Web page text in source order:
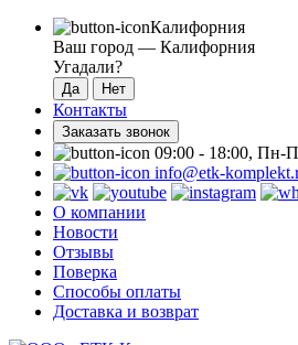
Калифорния
Ваш город — Калифорния
Угадали?
Контакты
Заказать звонок
09:00 - 18:00, Пн-
info@etk-
О компании
Новости
Отзывы
Поверка
Способы оплаты
Доставка и возврат